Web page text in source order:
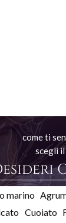
come ti
scegli
marino
Cuoiato